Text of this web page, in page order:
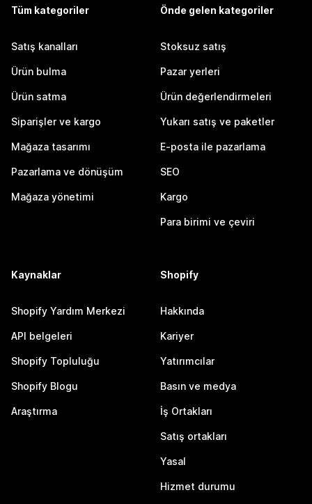
Tüm kategoriler
Satış kanalları
Ürün bulma
Ürün satma
Siparişler ve kargo
Mağaza tasarımı
Pazarlama ve dönüşüm
Mağaza yönetimi
Önde gelen kategoriler
Stoksuz satış
Pazar yerleri
Ürün değerlendirmeleri
Yukarı satış ve paketler
E-posta ile pazarlama
SEO
Kargo
Para birimi ve çeviri
Kaynaklar
Shopify Yardım Merkezi
API belgeleri
Shopify Topluluğu
Shopify Blogu
Araştırma
Shopify
Hakkında
Kariyer
Yatırımcılar
Basın ve medya
İş Ortakları
Satış ortakları
Yasal
Hizmet durumu